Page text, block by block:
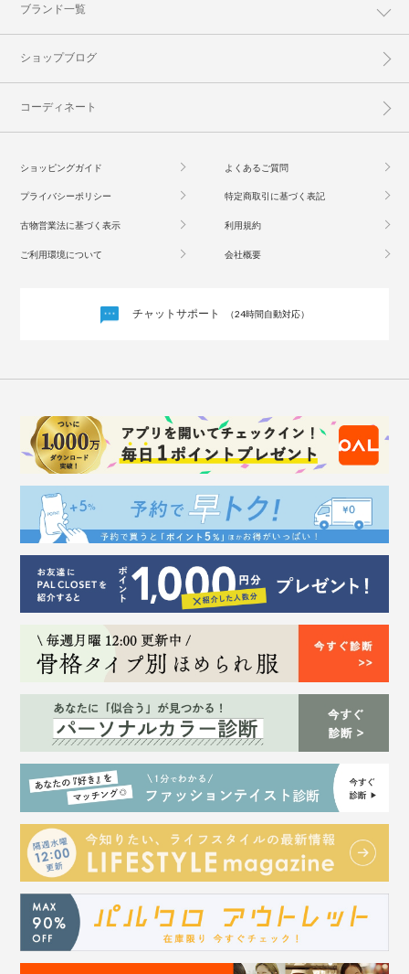
ブランド一覧
ショップブログ
コーディネート
ショッピングガイド よくあるご質問
プライバシーポリシー 特定商取引に基づく表記
古物営業法に基づく表示 利用規約
ご利用環境について 会社概要
チャットサポート （24時間自動対応）